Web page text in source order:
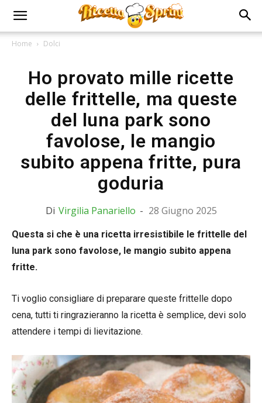
Home Dolci
Ho provato mille ricette
delle frittelle, ma queste
del luna park sono
favolose, le mangio
subito appena fritte, pura
goduria
Di Virgilia Panariello - 28 Giugno 2025
Questa si che è una ricetta irresistibile le frittelle del
luna park sono favolose, le mangio subito appena
fritte.
Ti voglio consigliare di preparare queste frittelle dopo
cena, tutti ti ringrazieranno la ricetta è semplice, devi solo
attendere i tempi di lievitazione.